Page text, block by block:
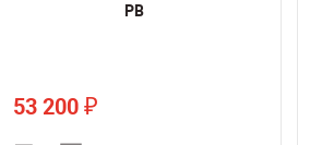
PB
53 200 ₽